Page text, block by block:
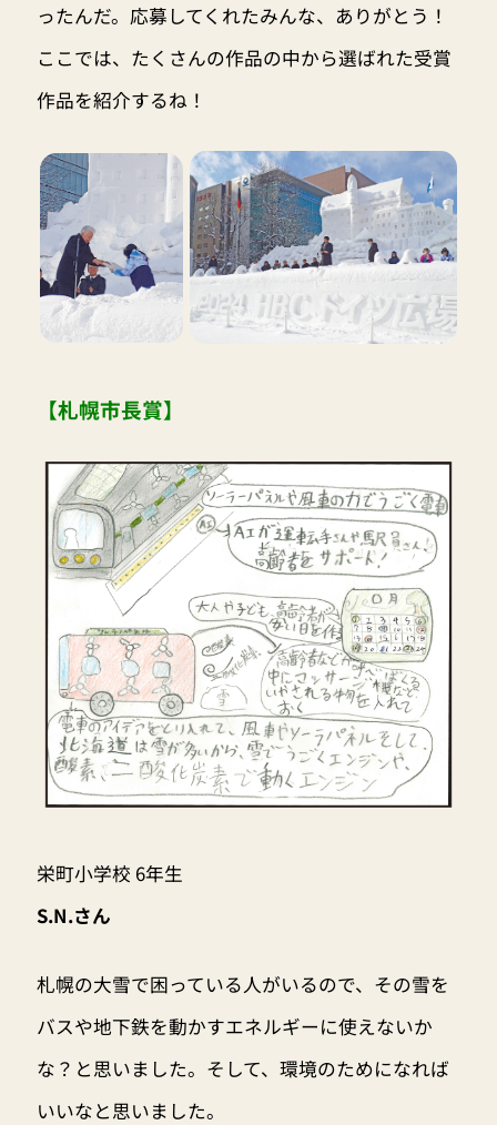
ったんだ。応募してくれたみんな、ありがとう！
ここでは、たくさんの作品の中から選ばれた受賞
作品を紹介するね！
【札幌市長賞】
栄町小学校 6年生
S.N.さん
札幌の大雪で困っている人がいるので、その雪を
バスや地下鉄を動かすエネルギーに使えないか
な？と思いました。そして、環境のためになれば
いいなと思いました。